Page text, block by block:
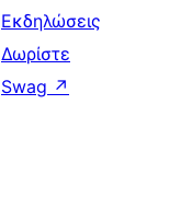
Εκδηλώσεις
Δωρίστε
Swag ↗